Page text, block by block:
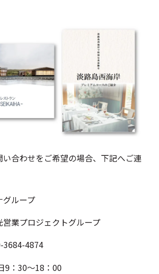
合わせをご希望の場合、下記へご連
ループ
業プロジェクトグループ
3684-4874
9：30〜18：00